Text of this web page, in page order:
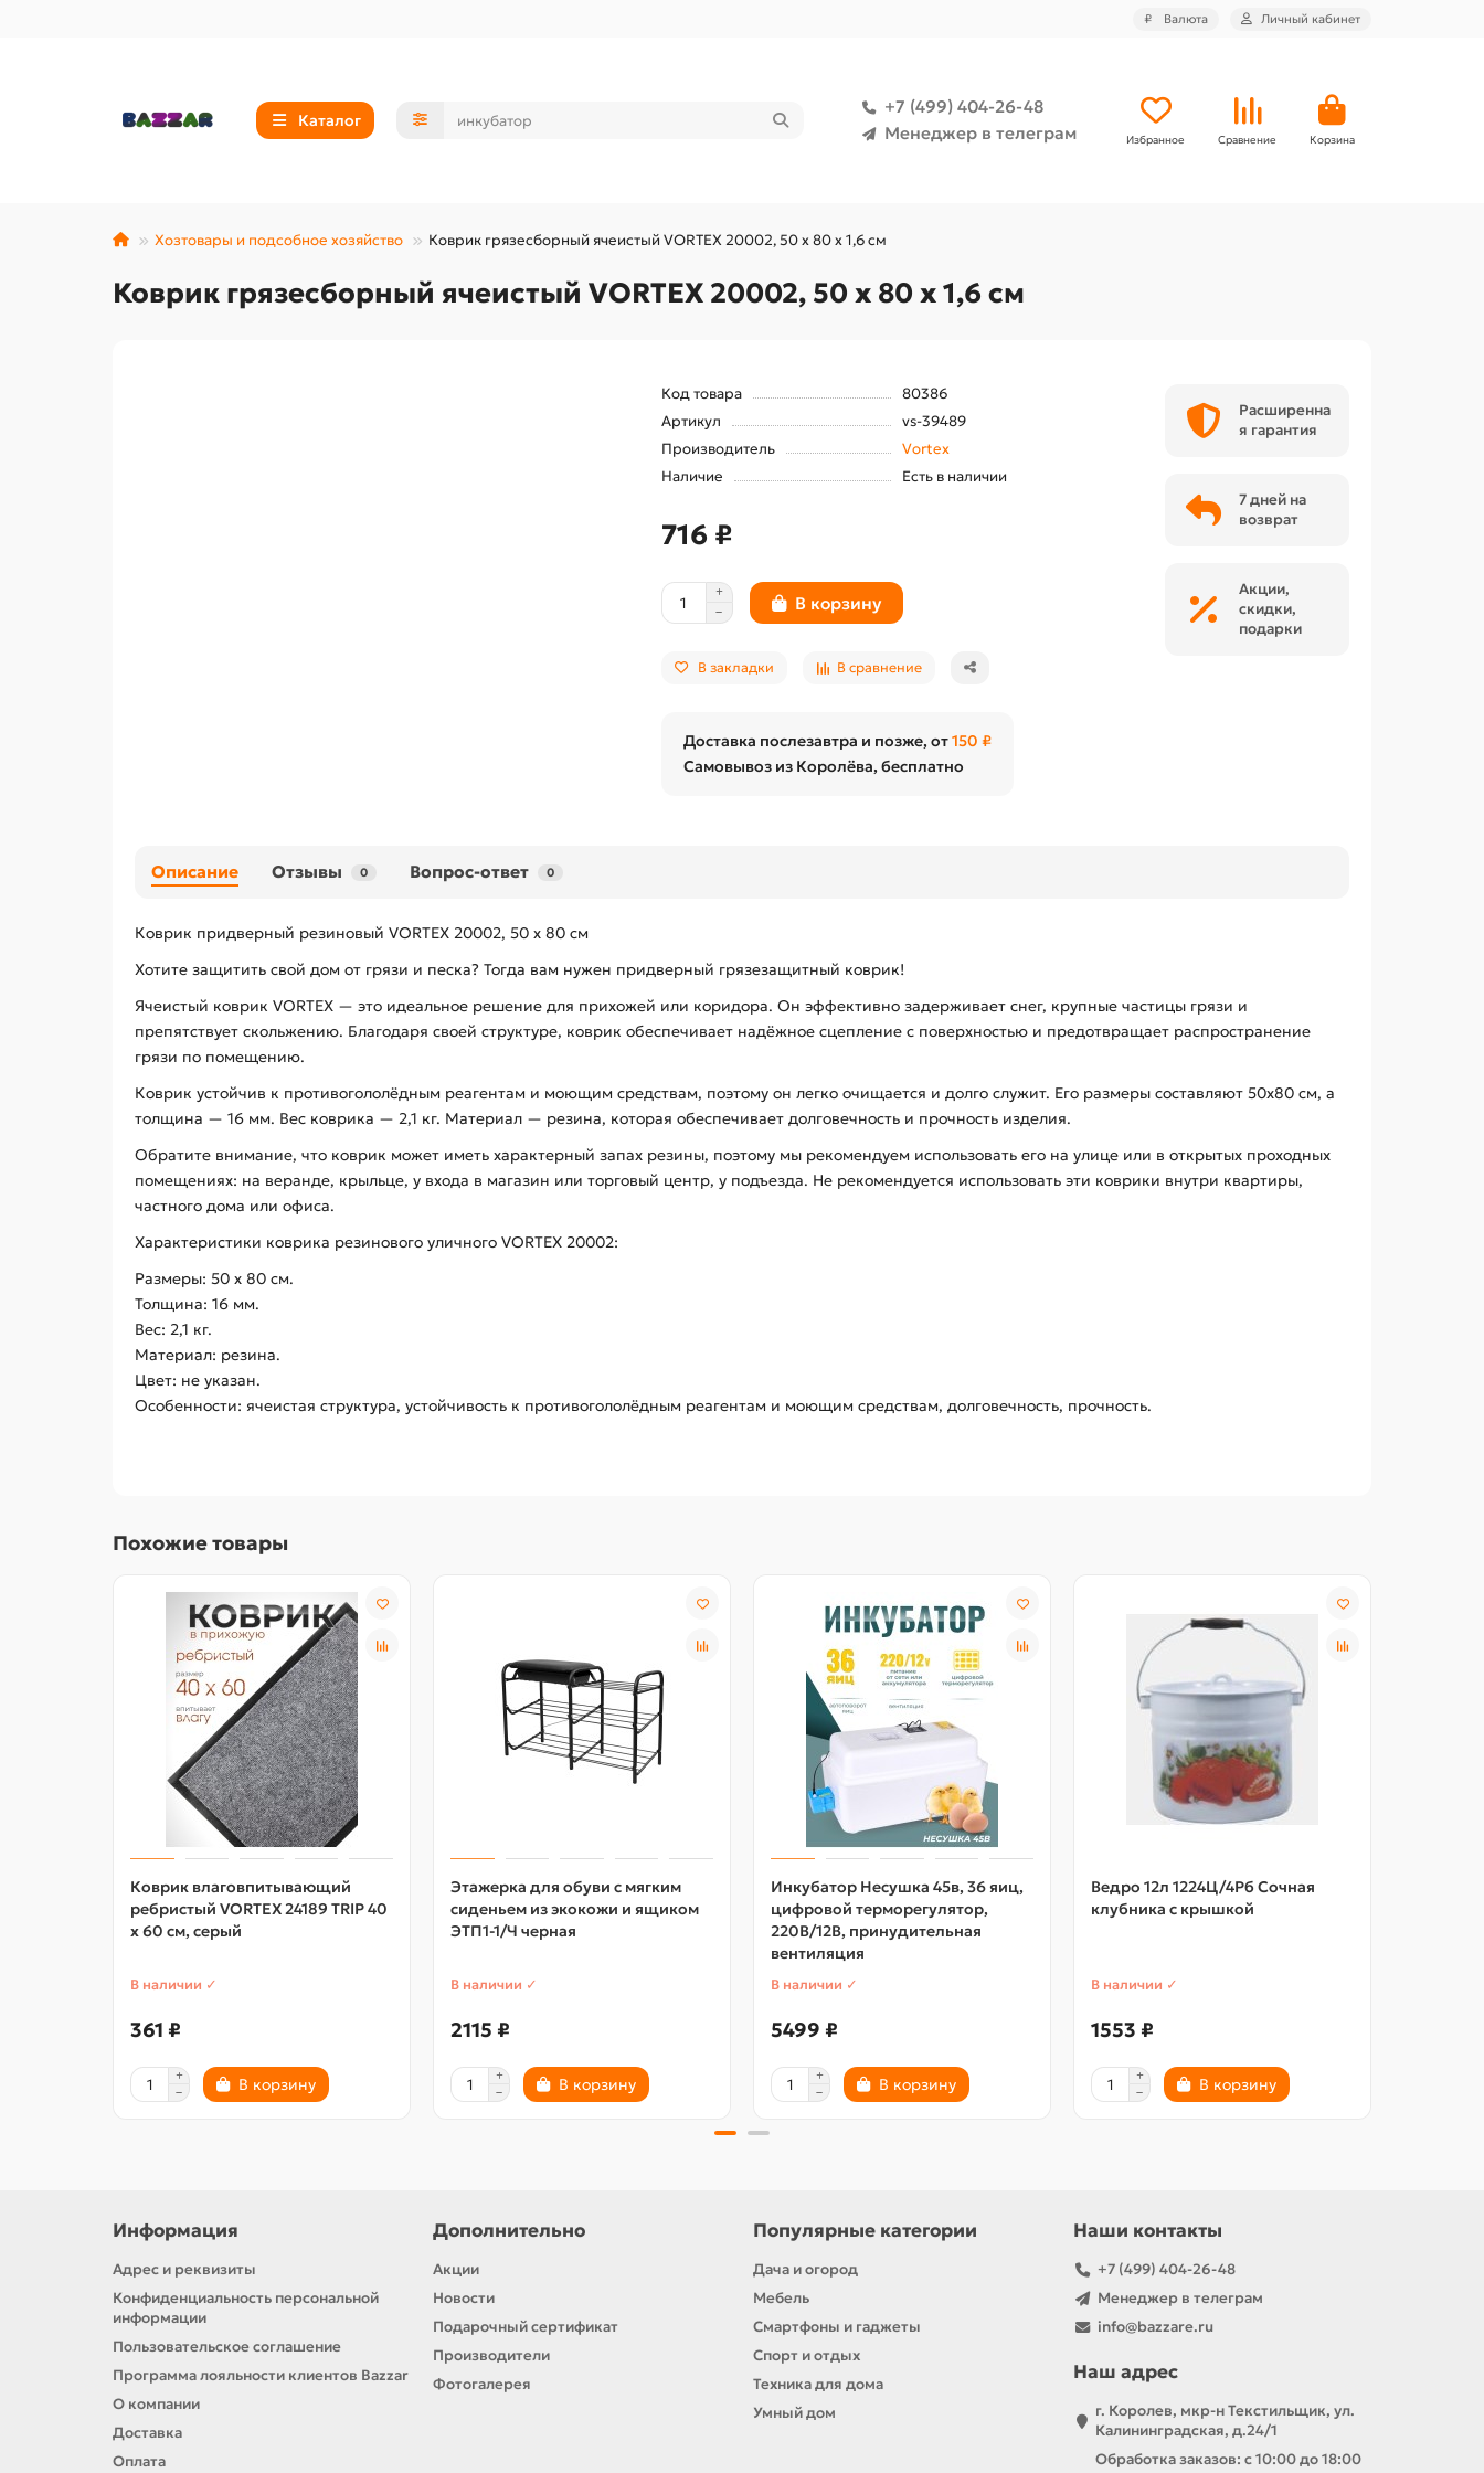
₽ Валюта Личный кабинет
Каталог
+7 (499) 404-26-48
Менеджер в телеграм
Избранное Сравнение Корзина
Хозтовары и подсобное хозяйство Коврик грязесборный ячеистый VORTEX 20002, 50 х 80 х 1,6 см
Коврик грязесборный ячеистый VORTEX 20002, 50 х 80 х 1,6 см
Код товара
80386
Артикул
vs-39489
Производитель
Vortex
Наличие
Есть в наличии
716 ₽
В корзину
В закладки В сравнение
Доставка послезавтра и позже, от150 ₽
Самовывоз из Королёва, бесплатно
Расширенна
я гарантия
7 дней на
возврат
Акции,
скидки,
подарки
Описание Отзывы 0 Вопрос-ответ 0
Коврик придверный резиновый VORTEX 20002, 50 х 80 см
Хотите защитить свой дом от грязи и песка? Тогда вам нужен придверный грязезащитный коврик!
Ячеистый коврик VORTEX — это идеальное решение для прихожей или коридора. Он эффективно задерживает снег, крупные частицы грязи и
препятствует скольжению. Благодаря своей структуре, коврик обеспечивает надёжное сцепление с поверхностью и предотвращает распространение
грязи по помещению.
Коврик устойчив к противогололёдным реагентам и моющим средствам, поэтому он легко очищается и долго служит. Его размеры составляют 50х80 см, а
толщина — 16 мм. Вес коврика — 2,1 кг. Материал — резина, которая обеспечивает долговечность и прочность изделия.
Обратите внимание, что коврик может иметь характерный запах резины, поэтому мы рекомендуем использовать его на улице или в открытых проходных
помещениях: на веранде, крыльце, у входа в магазин или торговый центр, у подъезда. Не рекомендуется использовать эти коврики внутри квартиры,
частного дома или офиса.
Характеристики коврика резинового уличного VORTEX 20002:
Размеры: 50 x 80 см.
Толщина: 16 мм.
Вес: 2,1 кг.
Материал: резина.
Цвет: не указан.
Особенности: ячеистая структура, устойчивость к противогололёдным реагентам и моющим средствам, долговечность, прочность.
Похожие товары
Коврик влаговпитывающий
ребристый VORTEX 24189 TRIP 40
х 60 см, серый
В наличии ✓
361 ₽
В корзину
Этажерка для обуви с мягким
сиденьем из экокожи и ящиком
ЭТП1-1/Ч черная
В наличии ✓
2115 ₽
В корзину
Инкубатор Несушка 45в, 36 яиц,
цифровой терморегулятор,
220В/12В, принудительная
вентиляция
В наличии ✓
5499 ₽
В корзину
Ведро 12л 1224Ц/4Рб Сочная
клубника с крышкой
В наличии ✓
1553 ₽
В корзину
Информация
Адрес и реквизиты
Конфиденциальность персональной
информации
Пользовательское соглашение
Программа лояльности клиентов Bazzar
О компании
Доставка
Оплата
Дополнительно
Акции
Новости
Подарочный сертификат
Производители
Фотогалерея
Популярные категории
Дача и огород
Мебель
Смартфоны и гаджеты
Спорт и отдых
Техника для дома
Умный дом
Наши контакты
+7 (499) 404-26-48
Менеджер в телеграм
info@bazzare.ru
Наш адрес
г. Королев, мкр-н Текстильщик, ул.
Калининградская, д.24/1
Обработка заказов: с 10:00 до 18:00